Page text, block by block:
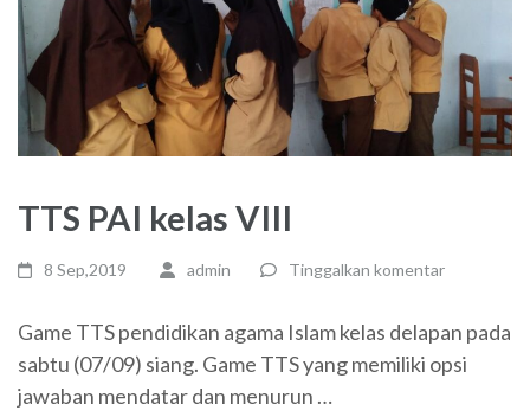
TTS PAI kelas VIII
8 Sep,2019 admin Tinggalkan komentar
Game TTS pendidikan agama Islam kelas delapan pada
sabtu (07/09) siang. Game TTS yang memiliki opsi
jawaban mendatar dan menurun …